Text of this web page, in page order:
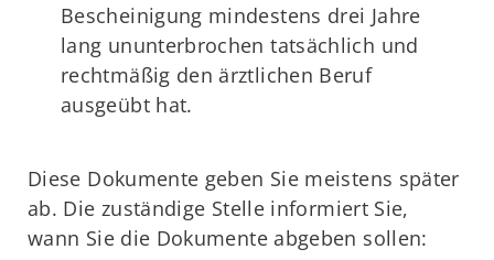
Bescheinigung mindestens drei Jahre
lang ununterbrochen tatsächlich und
rechtmäßig den ärztlichen Beruf
ausgeübt hat.
Diese Dokumente geben Sie meistens später
ab. Die zuständige Stelle informiert Sie,
wann Sie die Dokumente abgeben sollen: